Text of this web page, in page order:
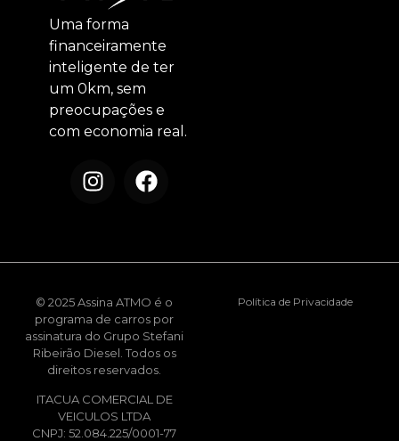
Uma forma
financeiramente
inteligente de ter
um 0km, sem
preocupações e
com economia real.
© 2025 Assina ATMO é o
programa de carros por
assinatura do Grupo Stefani
Ribeirão Diesel. Todos os
direitos reservados.
ITACUA COMERCIAL DE
VEICULOS LTDA
CNPJ: 52.084.225/0001-77
Política de Privacidade